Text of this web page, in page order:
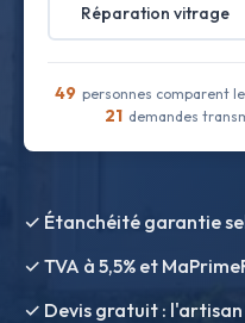
Réparation vitrage
49 personnes comparent
21 demandes
✓ Étanchéité garantie
✓ TVA à 5,5% et
✓ Devis gratuit : l'artisan